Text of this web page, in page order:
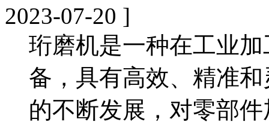
2023-07-20 ]
珩磨机是一种在工业
备，具有高效、精准
的不断发展，对零部